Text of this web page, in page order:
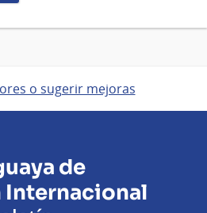
o sugerir mejoras
de